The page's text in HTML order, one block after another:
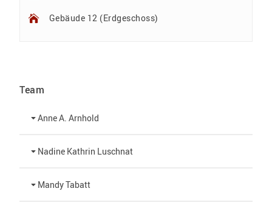
Gebäude 12 (Erdgeschoss)
Team
Anne A. Arnhold
Technische Mitarbeiterin
+49 3631 420-151
anne-ariane.arnhold@hs-nordhausen.de
Nadine Kathrin Luschnat
Leiterin Hochschulmarketing
Mandy Tabatt